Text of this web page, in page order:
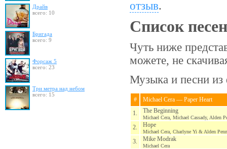
Драйв
всего: 10
Бригада
всего: 9
Форсаж 5
всего: 23
Три метра над небом
всего: 15
отзыв.
Список песен
Чуть ниже
можете, не
Музыка и песни из
#
Michael Cera — Paper Heart
1.
The Beginning
Michael Cera, Michael Cassady, Alden
2. Hope
Michael Cera, Charlyne Yi & Alden
3. Mike Modrak
Michael Cera